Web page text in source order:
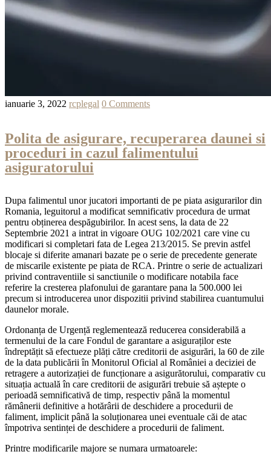
ianuarie 3, 2022 rcplegal 0 Comments
Polita de asigurare, recuperarea daunei si
proceduri in cazul falimentului
asiguratorului
Dupa falimentul unor jucatori importanti de pe piata asigurarilor din
Romania, leguitorul a modificat semnificativ procedura de urmat
pentru obținerea despăgubirilor. In acest sens, la data de 22
Septembrie 2021 a intrat in vigoare OUG 102/2021 care vine cu
modificari si completari fata de Legea 213/2015. Se previn astfel
blocaje si diferite amanari bazate pe o serie de precedente generate
de miscarile existente pe piata de RCA. Printre o serie de actualizari
privind contraventiile si sanctiunile o modificare notabila face
referire la cresterea plafonului de garantare pana la 500.000 lei
precum si introducerea unor dispozitii privind stabilirea cuantumului
daunelor morale.
Ordonanța de Urgență reglementează reducerea considerabilă a
termenului de la care Fondul de garantare a asiguraților este
îndreptățit să efectueze plăți către creditorii de asigurări, la 60 de zile
de la data publicării în Monitorul Oficial al României a deciziei de
retragere a autorizației de funcționare a asigurătorului, comparativ cu
situația actuală în care creditorii de asigurări trebuie să aștepte o
perioadă semnificativă de timp, respectiv până la momentul
rămânerii definitive a hotărârii de deschidere a procedurii de
faliment, implicit până la soluționarea unei eventuale căi de atac
împotriva sentinței de deschidere a procedurii de faliment.
Printre modificarile majore se numara urmatoarele: